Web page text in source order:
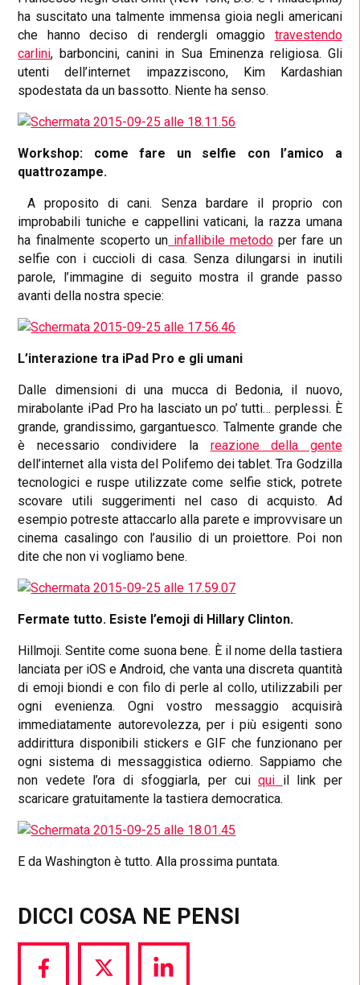
ha suscitato una talmente immensa gioia negli americani
che hanno deciso di rendergli omaggio travestendo
carlini, barboncini, canini in Sua Eminenza religiosa. Gli
utenti dell’internet impazziscono, Kim Kardashian
spodestata da un bassotto. Niente ha senso.
Workshop: come fare un selfie con l’amico a
quattrozampe.
A proposito di cani. Senza bardare il proprio con
improbabili tuniche e cappellini vaticani, la razza umana
ha finalmente scoperto un infallibile metodoper fare un
selfie con i cuccioli di casa. Senza dilungarsi in inutili
parole, l’immagine di seguito mostra il grande passo
avanti della nostra specie:
L’interazione tra iPad Pro e gli umani
Dalle dimensioni di una mucca di Bedonia, il nuovo,
mirabolante iPad Pro ha lasciato un po’ tutti… perplessi. È
grande, grandissimo, gargantuesco. Talmente grande che
è necessario condividere la reazione della gente
dell’internet alla vista del Polifemo dei tablet. Tra Godzilla
tecnologici e ruspe utilizzate come selfie stick, potrete
scovare utili suggerimenti nel caso di acquisto. Ad
esempio potreste attaccarlo alla parete e improvvisare un
cinema casalingo con l’ausilio di un proiettore. Poi non
dite che non vi vogliamo bene.
Fermate tutto. Esiste l’emoji di Hillary Clinton.
Hillmoji. Sentite come suona bene. È il nome della tastiera
lanciata per iOS e Android, che vanta una discreta quantità
di emoji biondi e con filo di perle al collo, utilizzabili per
ogni evenienza. Ogni vostro messaggio acquisirà
immediatamente autorevolezza, per i più esigenti sono
addirittura disponibili stickers e GIF che funzionano per
ogni sistema di messaggistica odierno. Sappiamo che
non vedete l’ora di sfoggiarla, per cuiqui il link per
scaricare gratuitamente la tastiera democratica.
E da Washington è tutto. Alla prossima puntata.
DICCI COSA NE PENSI
Share
Share
Share